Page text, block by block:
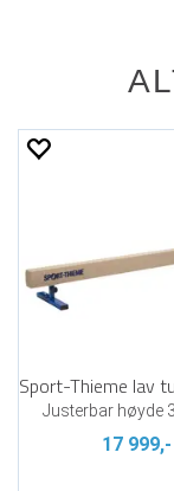
Justerbar høyde
17 999,-